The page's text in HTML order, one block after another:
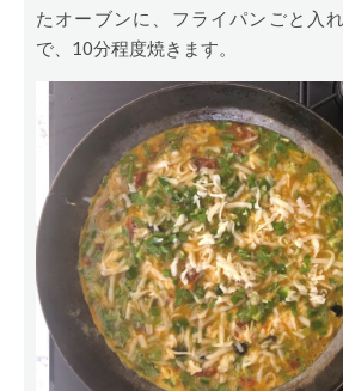
たオーブンに、フライパンごと入
で、10分程度焼きます。